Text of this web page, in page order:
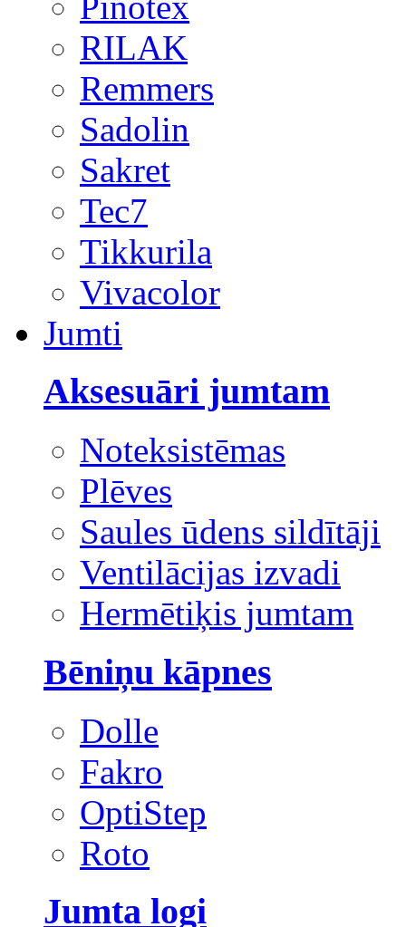
RILAK
Remmers
Sadolin
Sakret
Tec7
Tikkurila
Vivacolor
Jumti
Aksesuāri jumtam
Noteksistēmas
Plēves
Saules ūdens sildītāji
Ventilācijas izvadi
Hermētiķis jumtam
Bēniņu kāpnes
Dolle
Fakro
OptiStep
Roto
Jumta logi